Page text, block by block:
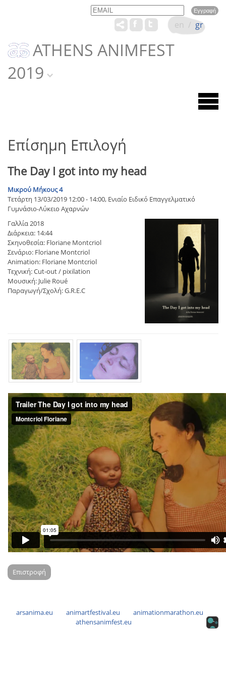
Email Name
ATHENS ANIMFEST
2019
en / gr
Επίσημη Επιλογή
The Day I got into my head
Μικρού Μήκους 4
Τετάρτη 13/03/2019 12:00 - 14:00, Ενιαίο Ειδικό Επαγγελματικό
Γυμνάσιο-Λύκειο Αχαρνών
Γαλλία 2018
Διάρκεια: 14:44
Σκηνοθεσία: Floriane Montcriol
Σενάριο: Floriane Montcriol
Animation: Floriane Montcriol
Τεχνική: Cut-out / pixilation
Μουσική: Julie Roué
Παραγωγή/Σχολή: G.R.E.C
Επιστροφή
arsanima.eu animartfestival.eu
animationmarathon.eu
athensanimfest.eu